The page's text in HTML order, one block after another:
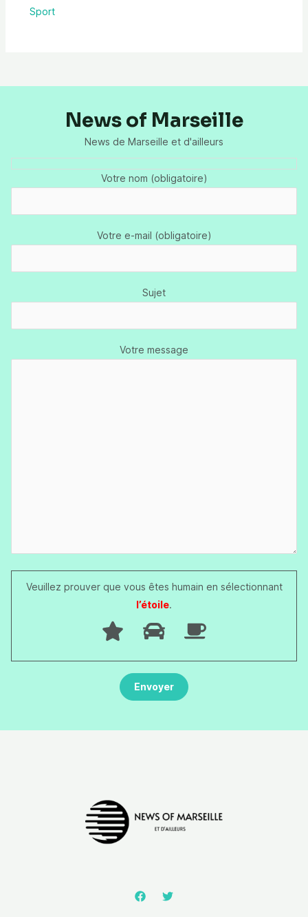
Sport
News of Marseille
News de Marseille et d'ailleurs
Votre nom (obligatoire)
Votre e-mail (obligatoire)
Sujet
Votre message
Veuillez prouver que vous êtes humain en sélectionnant
l’étoile.